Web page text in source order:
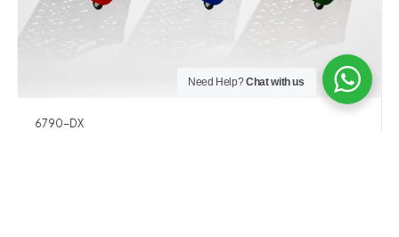
6790-DX
Need Help?Chat with us